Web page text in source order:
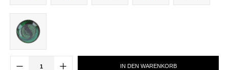
IN DEN WARENKORB